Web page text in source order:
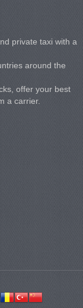
private taxi with a
around the
offer your best
a carrier.